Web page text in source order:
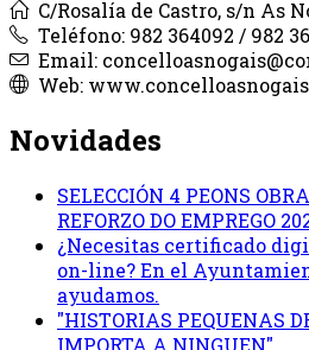
C/Rosalía de Castro, s/n As
Teléfono: 982 364092 / 982
Email:
Web:
Novidades
SELECCIÓN 4 PEONS
REFORZO DO EMPREGO
¿Necesitas certificado
on-line? En el
ayudamos.
"HISTORIAS PEQUENAS
IMPORTA A NINGUEN"